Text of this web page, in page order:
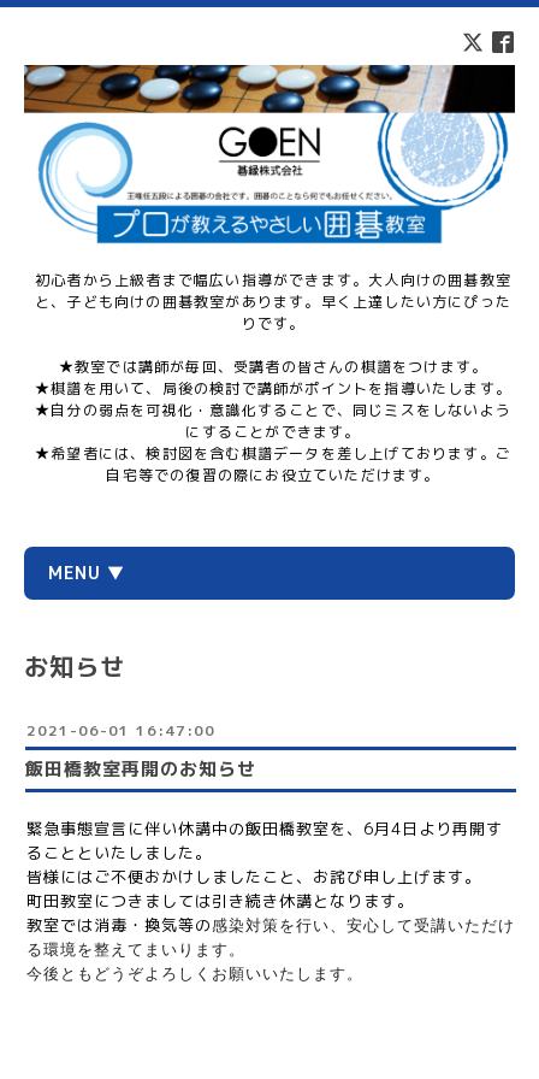
初心者から上級者まで幅広い指導ができます。大人向けの囲碁教室
と、子ども向けの囲碁教室があります。早く上達したい方にぴった
りです。
★教室では講師が毎回、受講者の皆さんの棋譜をつけます。
★棋譜を用いて、局後の検討で講師がポイントを指導いたします。
★自分の弱点を可視化・意識化することで、同じミスをしないよう
にすることができます。
★希望者には、検討図を含む棋譜データを差し上げております。ご
自宅等での復習の際にお役立ていただけます。
MENU ▼
お知らせ
2021-06-01 16:47:00
飯田橋教室再開のお知らせ
緊急事態宣言に伴い休講中の飯田橋教室を、6月4日より再開す
ることといたしました。
皆様にはご不便おかけしましたこと、お詫び申し上げます。
町田教室につきましては引き続き休講となります。
教室では消毒・換気等の感染対策を行い、安心して受講いただけ
る環境を整えてまいります。
今後ともどうぞよろしくお願いいたします。